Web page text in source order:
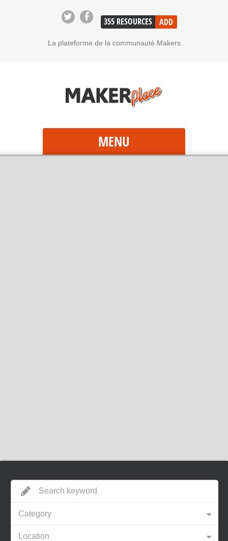
355 RESOURCES ADD
La plateforme de la communauté Makers
MENU
Category
Location